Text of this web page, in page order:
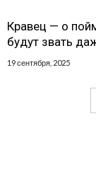
Кравец — о
будут звать
19 сентября, 2025